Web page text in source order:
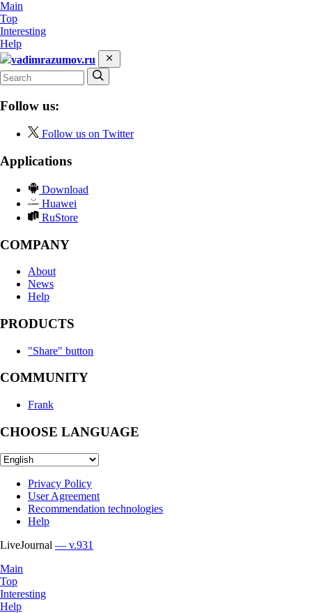
Main
Top
Interesting
Help
vadimrazumov.ru
Follow us:
Follow us on Twitter
Applications
Download
Huawei
RuStore
COMPANY
About
News
Help
PRODUCTS
"Share" button
COMMUNITY
Frank
CHOOSE LANGUAGE
Privacy Policy
User Agreement
Recommendation technologies
Help
LiveJournal — v.931
Main
Top
Interesting
Help